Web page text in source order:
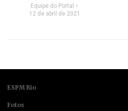
Equipe do Portal
12 de abril de 2021
ESPM Rio
Fotos